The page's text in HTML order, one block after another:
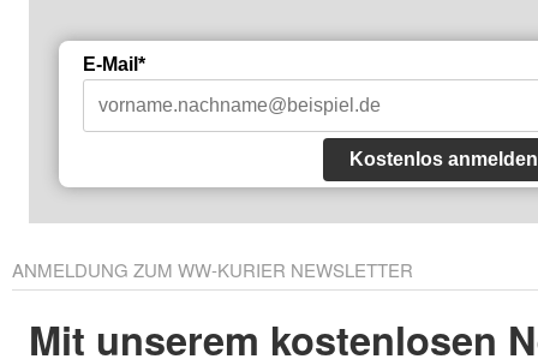
E-Mail*
Kostenlos anmelden
ANMELDUNG ZUM WW-KURIER NEWSLETTER
Mit unserem kostenlosen